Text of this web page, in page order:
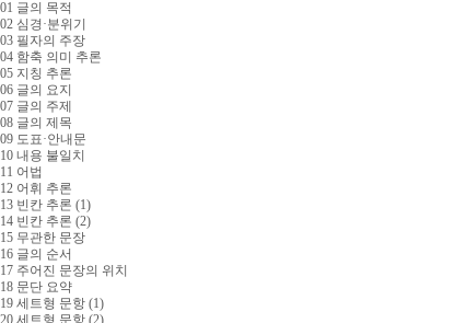
01 글의 목적
02 심경·분위기
03 필자의 주장
04 함축 의미 추론
05 지칭 추론
06 글의 요지
07 글의 주제
08 글의 제목
09 도표·안내문
10 내용 불일치
11 어법
12 어휘 추론
13 빈칸 추론 (1)
14 빈칸 추론 (2)
15 무관한 문장
16 글의 순서
17 주어진 문장의 위치
18 문단 요약
19 세트형 문항 (1)
20 세트형 문항 (2)